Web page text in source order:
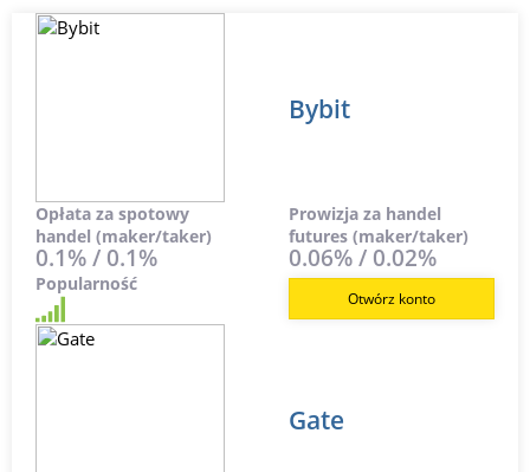
Bybit
Opłata za spotowy
handel (maker/taker)
0.1% / 0.1%
Prowizja za handel
futures (maker/taker)
0.06% / 0.02%
Popularność
Otwórz konto
Gate